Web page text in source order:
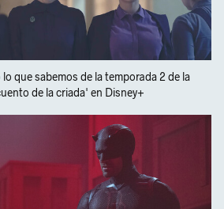
que sabemos de la temporada 2 de la
de la criada' en Disney+